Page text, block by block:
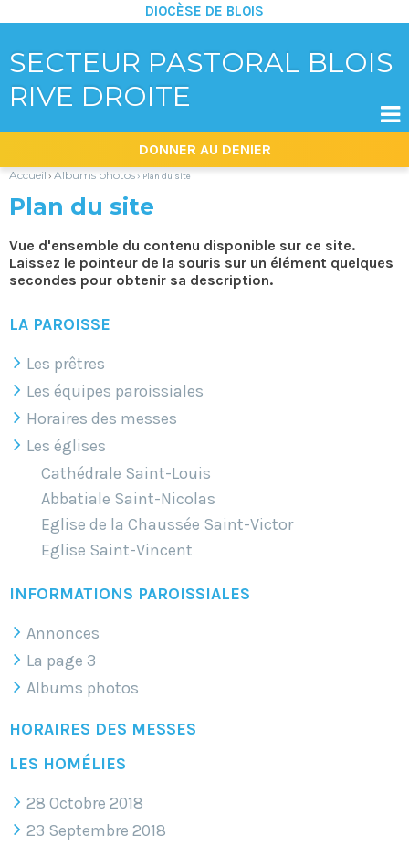
SECTEUR PASTORAL BLOIS
RIVE DROITE
DIOCÈSE DE BLOIS
|
Aller
navigation
DONNER AU DENIER

Accueil › Albums photos› Plan du site
Plan du site
Vue d'ensemble du contenu disponible sur ce site.
Laissez le pointeur de la souris sur un élément quelques
secondes pour obtenir sa description.
LA PAROISSE
Les prêtres
Les équipes paroissiales
Horaires des messes
Les églises
Cathédrale Saint-Louis
Abbatiale Saint-Nicolas
Eglise de la Chaussée Saint-Victor
Eglise Saint-Vincent
INFORMATIONS PAROISSIALES
Annonces
La page 3
Albums photos
HORAIRES DES MESSES
LES HOMÉLIES
28 Octobre 2018
23 Septembre 2018